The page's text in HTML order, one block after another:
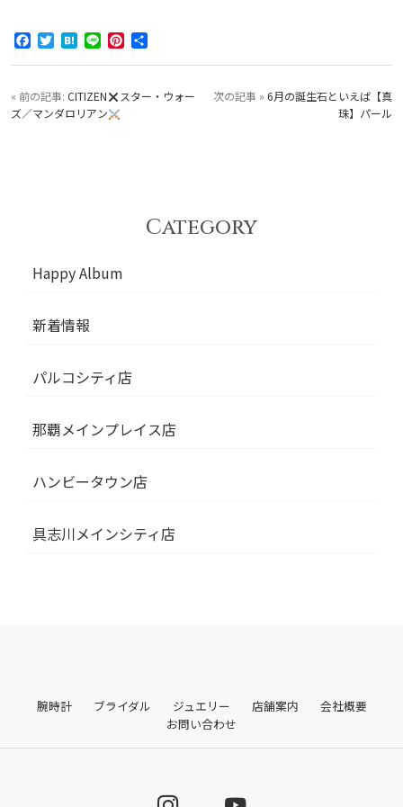
Facebook
TwitterHatena
Line Pinterest
« 前の記事: CITIZEN
スター・ウォー
ズ／マンダロリアン
次の記事 » 6月の誕生石といえば【真
珠】パール
Category
Happy Album
新着情報
パルコシティ店
那覇メインプレイス店
ハンビータウン店
具志川メインシティ店
腕時計 ブライダル ジュエリー 店舗案内
会社概要
お問い合わせ